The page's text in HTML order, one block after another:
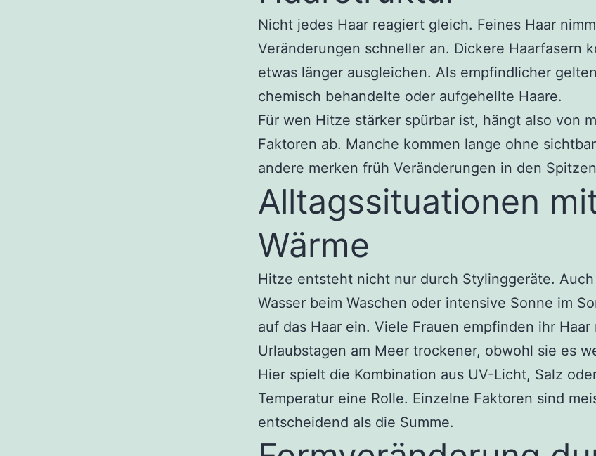
Nicht jedes Haar reagiert gleich. Feines Haar
Veränderungen schneller an. Dickere Haarfasern
etwas länger ausgleichen. Als empfindlicher
chemisch behandelte oder aufgehellte Haare.
Für wen Hitze stärker spürbar ist, hängt also von
Faktoren ab. Manche kommen lange ohne
andere merken früh Veränderungen in den
Alltagssituationen
Wärme
Hitze entsteht nicht nur durch Stylinggeräte.
Wasser beim Waschen oder intensive Sonne im
auf das Haar ein. Viele Frauen empfinden ihr Haar
Urlaubstagen am Meer trockener, obwohl sie es
Hier spielt die Kombination aus UV-Licht, Salz
Temperatur eine Rolle. Einzelne Faktoren sind
entscheidend als die Summe.